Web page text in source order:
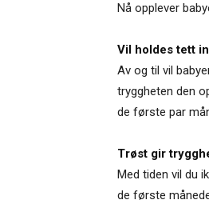
Nå opplever
Vil holdes tett
Av og til vil
tryggheten den
de første par
Trøst gir
Med tiden vil du
de første